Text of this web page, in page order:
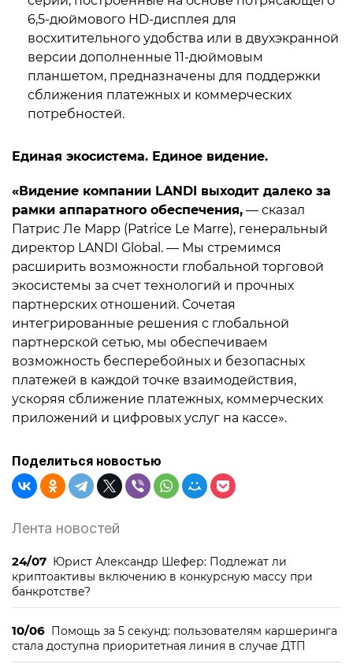
6,5-дюймового HD-дисплея для
восхитительного удобства или в двухэкранной
версии дополненные 11-дюймовым
планшетом, предназначены для поддержки
сближения платежных и коммерческих
потребностей.
Единая экосистема. Единое видение.
«Видение компании LANDI выходит далеко за
рамки аппаратного обеспечения, — сказал
Патрис Ле Марр (Patrice Le Marre), генеральный
директор LANDI Global. — Мы стремимся
расширить возможности глобальной торговой
экосистемы за счет технологий и прочных
партнерских отношений. Сочетая
интегрированные решения с глобальной
партнерской сетью, мы обеспечиваем
возможность бесперебойных и безопасных
платежей в каждой точке взаимодействия,
ускоряя сближение платежных, коммерческих
приложений и цифровых услуг на кассе».
Поделиться новостью
Лента новостей
24/07 Юрист Александр Шефер: Подлежат ли
криптоактивы включению в конкурсную массу при
банкротстве?
10/06 Помощь за 5 секунд: пользователям каршеринга
стала доступна приоритетная линия в случае ДТП